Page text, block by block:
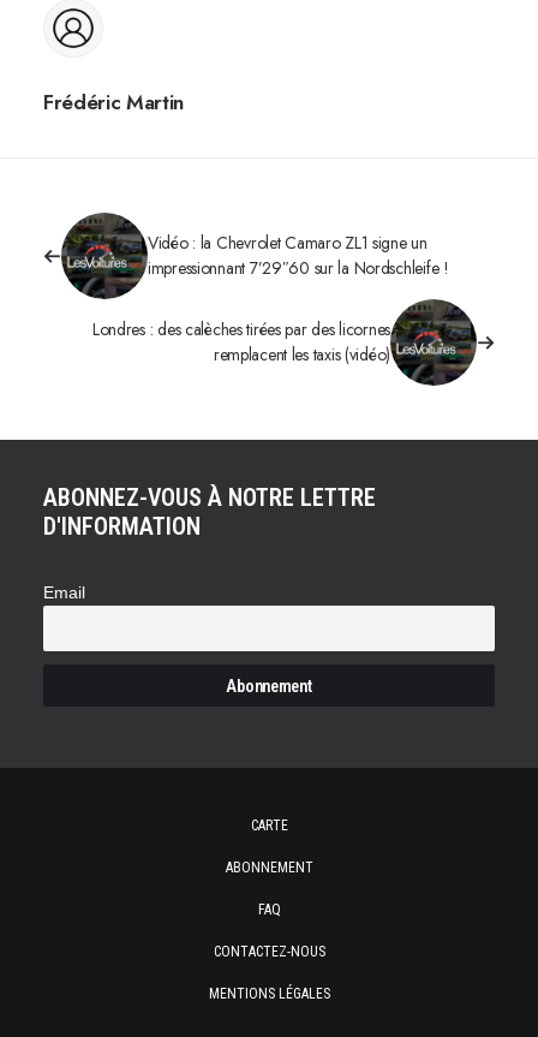
Frédéric Martin
Vidéo : la Chevrolet Camaro ZL1 signe un
impressionnant 7’29″60 sur la Nordschleife !
Londres : des calèches tirées par des licornes
remplacent les taxis (vidéo)
ABONNEZ-VOUS À NOTRE LETTRE
D'INFORMATION
Email
CARTE
ABONNEMENT
FAQ
CONTACTEZ-NOUS
MENTIONS LÉGALES